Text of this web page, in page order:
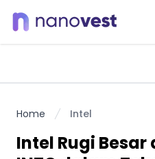
Home Intel
Intel Rugi Besar